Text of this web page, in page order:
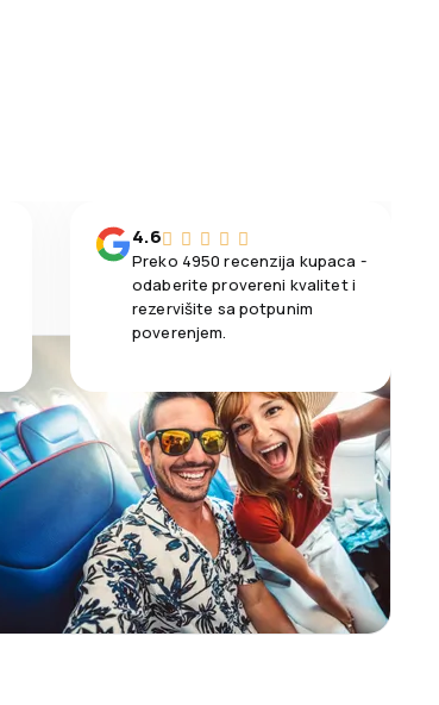
4.6
Preko 4950 recenzija kupaca -
odaberite provereni kvalitet i
rezervišite sa potpunim
poverenjem.